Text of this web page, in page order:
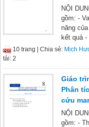
NỘI
gồm: -
năng
kết quả
10 trang | Chia sẻ: Mịch
tải: 2
Giáo
Phân
cứu
NỘI
gồm: -